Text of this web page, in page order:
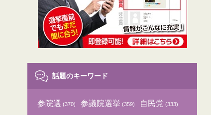
話題のキーワード
参院選 (370) 参議院選挙 (359) 自民党 (333)